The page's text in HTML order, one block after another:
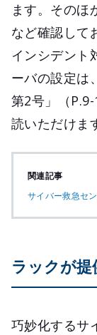
ます。そのほ
など確認して
インシデント
ーバの設定は
第2号」（
読いただけま
関連記事
サイバー救急セ
ラックが
巧妙化するサ